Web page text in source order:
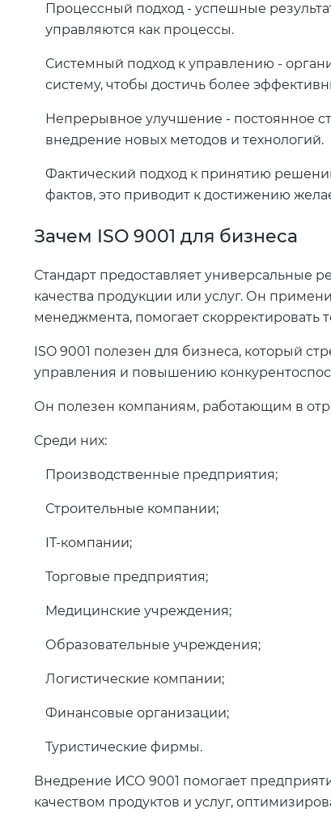
Процессный подход - успешные
управляются как процессы.
Системный подход к управлению -
систему, чтобы достичь более
Непрерывное улучшение - постоянное
внедрение новых методов и технологий.
Фактический подход к принятию
фактов, это приводит к достижению
Зачем ISO 9001 для бизнеса
Стандарт предоставляет универсальные
качества продукции или услуг. Он
менеджмента, помогает скорректировать
ISO 9001 полезен для бизнеса, который
управления и повышению
Он полезен компаниям, работающим в
Среди них:
Производственные предприятия;
Строительные компании;
IT-компании;
Торговые предприятия;
Медицинские учреждения;
Образовательные учреждения;
Логистические компании;
Финансовые организации;
Туристические фирмы.
Внедрение ИСО 9001 помогает
качеством продуктов и услуг,